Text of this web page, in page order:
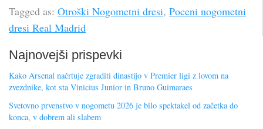
Tagged as: Otroški Nogometni dresi, Poceni nogometni
dresi Real Madrid
Najnovejši prispevki
Kako Arsenal načrtuje zgraditi dinastijo v Premier ligi z lovom na
zvezdnike, kot sta Vinicius Junior in Bruno Guimaraes
Svetovno prvenstvo v nogometu 2026 je bilo spektakel od začetka do
konca, v dobrem ali slabem